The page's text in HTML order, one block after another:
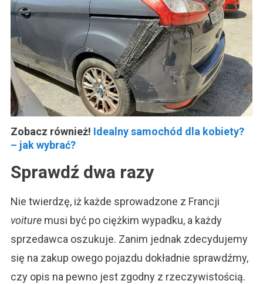
Zobacz również! Idealny samochód dla kobiety?
– jak wybrać?
Sprawdź dwa razy
Nie twierdzę, iż każde sprowadzone z Francji
voituremusi być po ciężkim wypadku, a każdy
sprzedawca oszukuje. Zanim jednak zdecydujemy
się na zakup owego pojazdu dokładnie sprawdźmy,
czy opis na pewno jest zgodny z rzeczywistością.